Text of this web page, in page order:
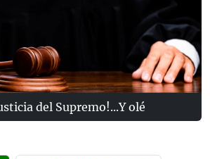
del Supremo!...Y olé